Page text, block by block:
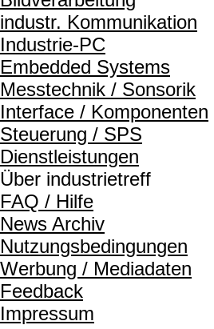
industr. Kommunikation
Industrie-PC
Embedded Systems
Messtechnik / Sonsorik
Interface / Komponenten
Steuerung / SPS
Dienstleistungen
Über industrietreff
FAQ / Hilfe
News Archiv
Nutzungsbedingungen
Werbung / Mediadaten
Feedback
Impressum